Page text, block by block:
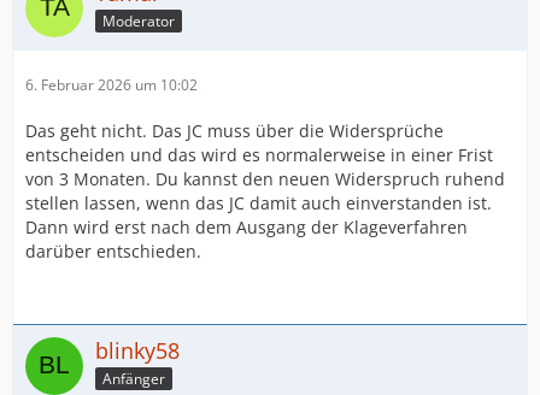
Moderator
6. Februar 2026 um 10:02
Das geht nicht. Das JC muss über die Widersprüche
entscheiden und das wird es normalerweise in einer Frist
von 3 Monaten. Du kannst den neuen Widerspruch ruhend
stellen lassen, wenn das JC damit auch einverstanden ist.
Dann wird erst nach dem Ausgang der Klageverfahren
darüber entschieden.
blinky58
Anfänger